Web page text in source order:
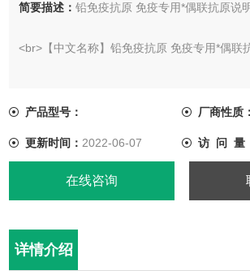
简要描述：铅免疫抗原 免疫专用*偶联抗原说
<br>【中文名称】铅免疫抗原 免疫专用*偶联
产品型号： 厂商性质：
更新时间： 2022-06-07 访 问 量
在线咨询
详情介绍